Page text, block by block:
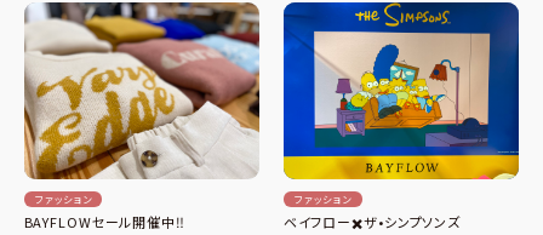
ファッション
BAYFLOWセール開催中‼️
ファッション
ベイフロー✖️ザ•シンプソンズ